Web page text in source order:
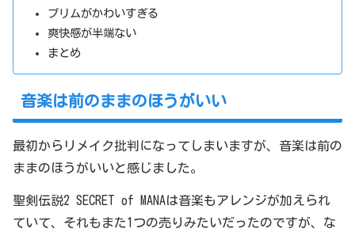
プリムがかわいすぎる
爽快感が半端ない
まとめ
音楽は前のままのほうがいい
最初からリメイク批判になってしまいますが、音楽は前の
ままのほうがいいと感じました。
聖剣伝説2 SECRET of MANAは音楽もアレンジが加えられ
ていて、それもまた1つの売りみたいだったのですが、な